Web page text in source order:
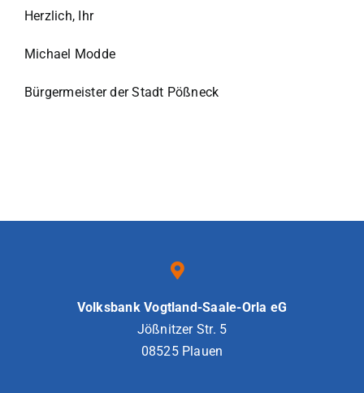
Herzlich, Ihr
Michael Modde
Bürgermeister der Stadt Pößneck
Volksbank Vogtland-Saale-Orla eG
Jößnitzer Str. 5
08525 Plauen